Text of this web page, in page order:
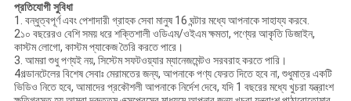
প্রতিযোগীসুবিধা
1. বন্ধুত্বপূর্ণ এবং পেশাদারী গ্রাহক সেবা মানুষ 16 ঘন্টার মধ্যে আপনাকে সাহায্য করবে.
2১০ বছরেরও বেশি সময় ধরে শক্তিশালী ওডিএম/ওইএম ক্ষমতা, পণ্যের আকৃতি ডিজাইন,
কাস্টম লোগো, কাস্টম প্যাকেজ তৈরি করতে পারে।
3. আমরা শুধু পণ্যই নয়, সিস্টেম সফটওয়্যার ম্যানেজমেন্টও সরবরাহ করতে পারি।
4গল্ডানটেলের বিশেষ সেবাঃ মেরামতের জন্য, আপনাকে পণ্য ফেরত দিতে হবে না, শুধুমাত্র একটি
ভিডিও নিতে হবে, আমাদের প্রকৌশলী আপনাকে নির্দেশ দেবে, যদি 1 বছরের মধ্যে খুচরা যন্ত্রাংশ